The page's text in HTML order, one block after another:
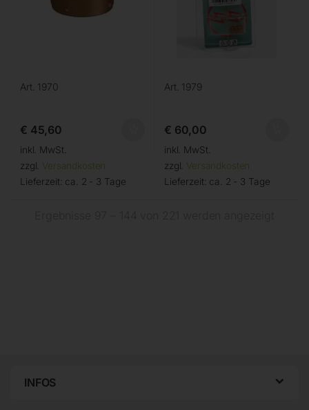
Art. 1970
€ 45,60
inkl. MwSt.
zzgl. Versandkosten
Lieferzeit: ca. 2 - 3 Tage
Art. 1979
€ 60,00
inkl. MwSt.
zzgl. Versandkosten
Lieferzeit: ca. 2 - 3 Tage
INFOS